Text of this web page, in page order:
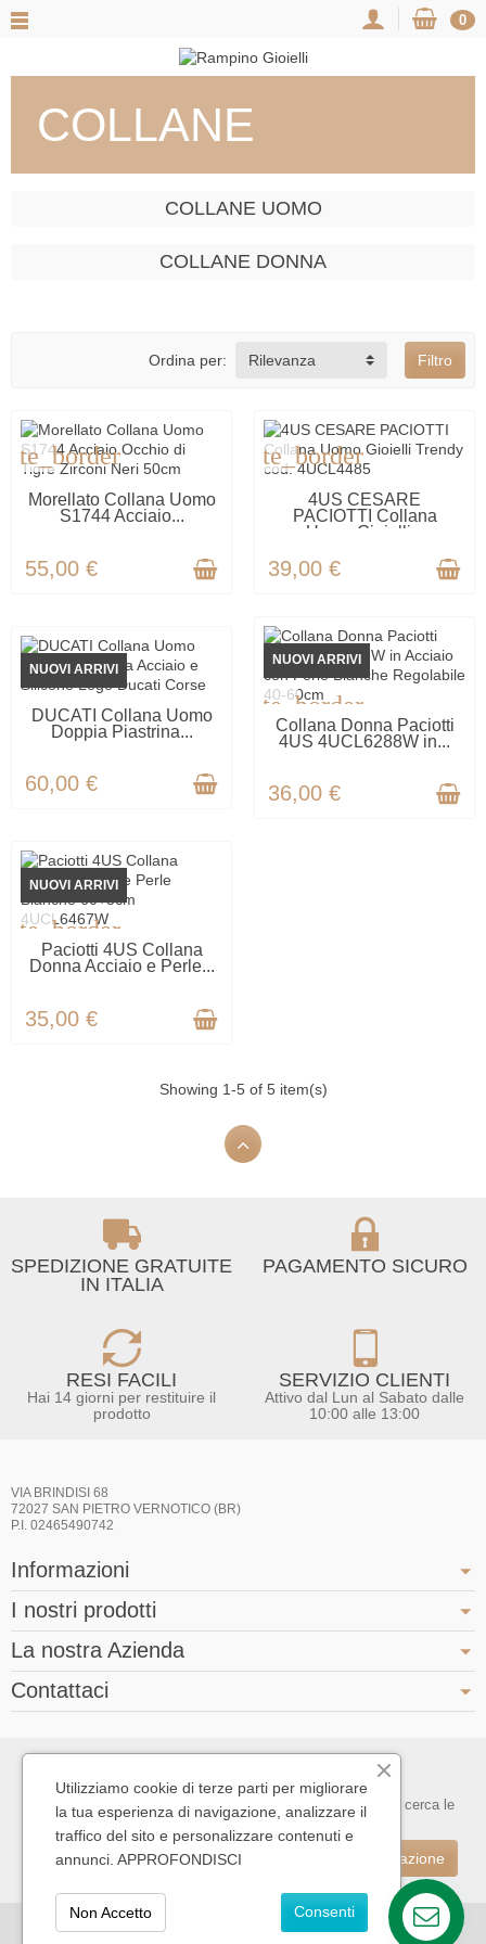
0
COLLANE
COLLANE UOMO
COLLANE DONNA
Ordina per: Rilevanza Filtro
ULTIMI ARTICOLI IN
MAGAZZINO
Morellato Collana Uomo
S1744 Acciaio...
55,00 €
ULTIMI ARTICOLI IN
MAGAZZINO
favorite_border
4US CESARE
PACIOTTI Collana
Uomo Gioielli...
39,00 €
NUOVI ARRIVI
ULTIMI ARTICOLI IN
MAGAZZINO
DUCATI Collana Uomo
Doppia Piastrina...
60,00 €
NUOVI ARRIVI
ULTIMI ARTICOLI IN
MAGAZZINO
favorite_border
Collana Donna Paciotti
4US 4UCL6288W in...
36,00 €
NUOVI ARRIVI
ULTIMI ARTICOLI IN
MAGAZZINO
Paciotti 4US Collana
Donna Acciaio e Perle...
35,00 €
Showing 1-5 of 5 item(s)
SPEDIZIONE GRATUITE
IN ITALIA
PAGAMENTO SICURO
RESI FACILI
Hai 14 giorni per restituire il
prodotto
SERVIZIO CLIENTI
Attivo dal Lun al Sabato dalle
10:00 alle 13:00
VIA BRINDISI 68
72027 SAN PIETRO VERNOTICO (BR)
P.I. 02465490742
Informazioni
I nostri prodotti
La nostra Azienda
Contattaci
Registrazione alla newsletter
Puoi annullare l'iscrizione in ogni momenti. A questo scopo, cerca le
info di contatto nelle note legali.
Copyright © 2026 - Design by Prestacrea- Ecommerce
Utilizziamo cookie di terze parti per migliorare
la tua esperienza di navigazione, analizzare il
traffico del sito e personalizzare contenuti e
annunci. APPROFONDISCI
Consenti
Non Accetto Contattaci